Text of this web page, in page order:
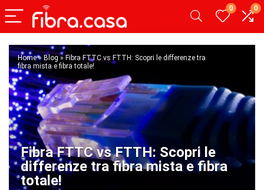
0 0
Home»Blog»Fibra FTTC vs FTTH: Scopri le differenze tra
fibra mista e fibra totale!
Fibra FTTC vs FTTH: Scopri le
differenze tra fibra mista e fibra
totale!